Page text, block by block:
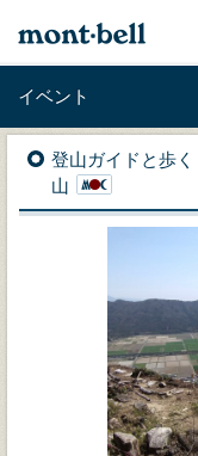
イベント
登山ガイドと歩
山